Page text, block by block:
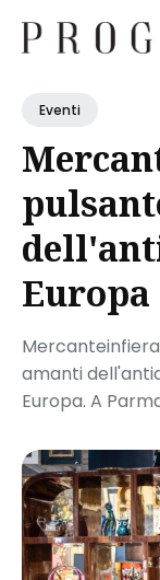
Cerca
Eventi
Europa
amanti
Europa. A